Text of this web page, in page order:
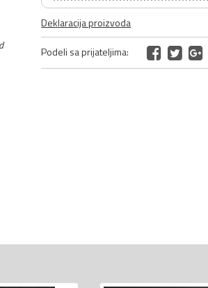
Deklaracija proizvoda
Podeli sa prijateljima: